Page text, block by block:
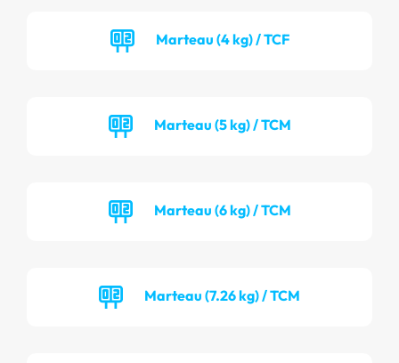
Marteau (4 kg) / TCF
Marteau (5 kg) / TCM
Marteau (6 kg) / TCM
Marteau (7.26 kg) / TCM